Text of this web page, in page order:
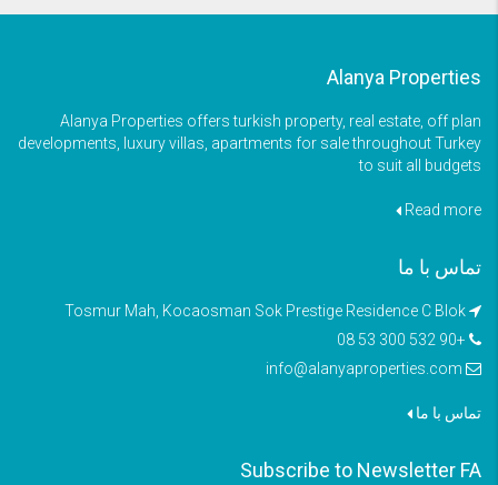
Alanya Properties
Alanya Properties offers turkish property, real estate, off plan
developments, luxury villas, apartments for sale throughout Turkey
to suit all budgets
Read more
تماس با ما
+90 532 300 53 08
info@alanyaproperties.com
تماس با ما
Subscribe to Newsletter FA